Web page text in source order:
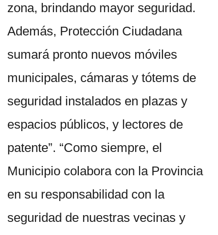
zona, brindando mayor seguridad.
Además, Protección Ciudadana
sumará pronto nuevos móviles
municipales, cámaras y tótems de
seguridad instalados en plazas y
espacios públicos, y lectores de
patente”. “Como siempre, el
Municipio colabora con la Provincia
en su responsabilidad con la
seguridad de nuestras vecinas y